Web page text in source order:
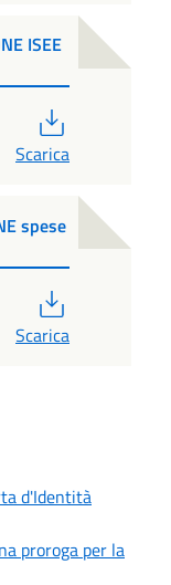
ISEE
Scarica
spese
Scarica
d'Identità
proroga per la